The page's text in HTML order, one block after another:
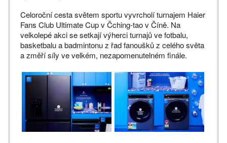
Celoroční cesta světem sportu vyvrcholí turnajem Haier
Fans Club Ultimate Cup v Čching-tao v Číně. Na
velkolepé akci se setkají výherci turnajů ve fotbalu,
basketbalu a badmintonu z řad fanoušků z celého světa
a změří síly ve velkém, nezapomenutelném finále.